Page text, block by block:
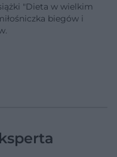
"Dieta w wielkim
biegów i